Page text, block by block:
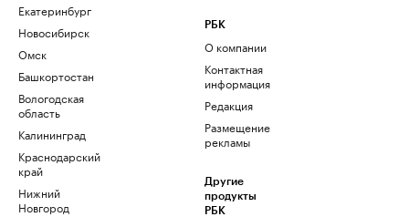
Екатеринбург
Новосибирск
Омск
Башкортостан
Вологодская
область
Калининград
Краснодарский
край
Нижний
Новгород
РБК
О компании
Контактная
информация
Редакция
Размещение
рекламы
Другие
продукты
РБК